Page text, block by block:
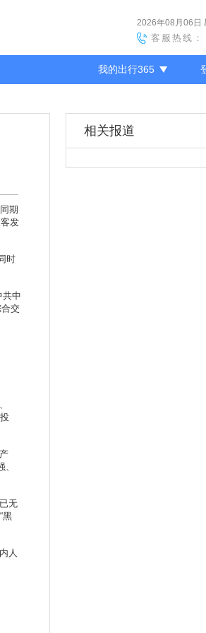
2026年08月06日
客服热线：
我的出行365
期
发
时
中
交
无
黑
人
相关报道